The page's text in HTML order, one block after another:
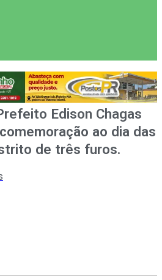
Edison Chagas
ao dia das
de três furos.